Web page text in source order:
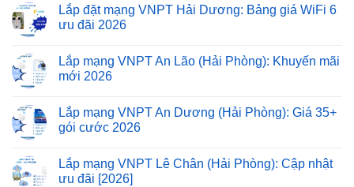
Lắp đặt mạng VNPT Hải Dương: Bảng giá WiFi 6
ưu đãi 2026
Lắp mạng VNPT An Lão (Hải Phòng): Khuyến mãi
mới 2026
Lắp mạng VNPT An Dương (Hải Phòng): Giá 35+
gói cước 2026
Lắp mạng VNPT Lê Chân (Hải Phòng): Cập nhật
ưu đãi [2026]